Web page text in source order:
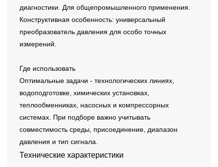
диагностики. Для общепромышленного применения.
Конструктивная особенность: универсальный
преобразователь давления для особо точных
измерений.
Где использовать
Оптимальные задачи - технологических линиях,
водоподготовке, химических установках,
теплообменниках, насосных и компрессорных
системах. При подборе важно учитывать
совместимость среды, присоединение, диапазон
давления и тип сигнала.
Технические характеристики